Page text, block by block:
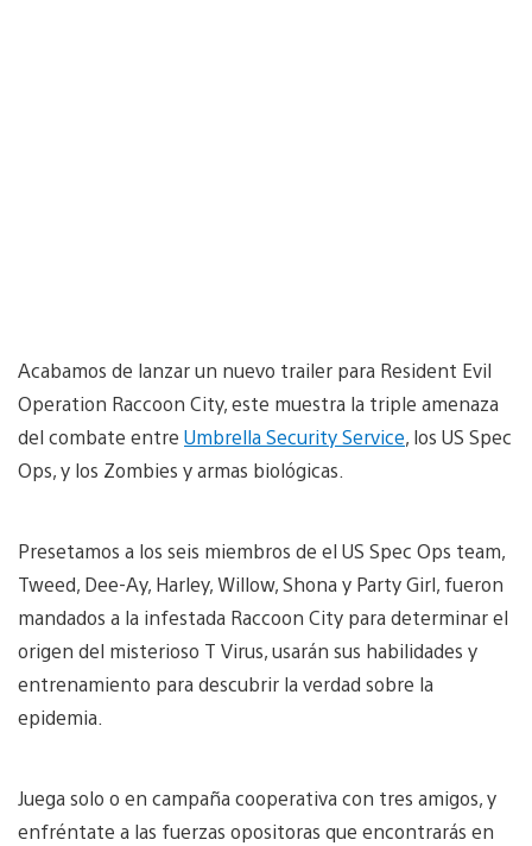
Acabamos de lanzar un nuevo trailer para Resident Evil
Operation Raccoon City, este muestra la triple amenaza
del combate entre Umbrella Security Service, los US Spec
Ops, y los Zombies y armas biológicas.
Presetamos a los seis miembros de el US Spec Ops team,
Tweed, Dee-Ay, Harley, Willow, Shona y Party Girl, fueron
mandados a la infestada Raccoon City para determinar el
origen del misterioso T Virus, usarán sus habilidades y
entrenamiento para descubrir la verdad sobre la
epidemia.
Juega solo o en campaña cooperativa con tres amigos, y
enfréntate a las fuerzas opositoras que encontrarás en